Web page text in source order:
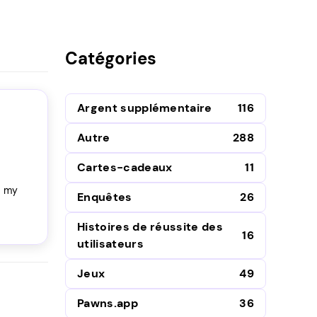
my
Catégories
Argent supplémentaire
116
Autre
288
Cartes-cadeaux
11
Enquêtes
26
Histoires de réussite des
utilisateurs
16
Jeux
49
Pawns.app
36